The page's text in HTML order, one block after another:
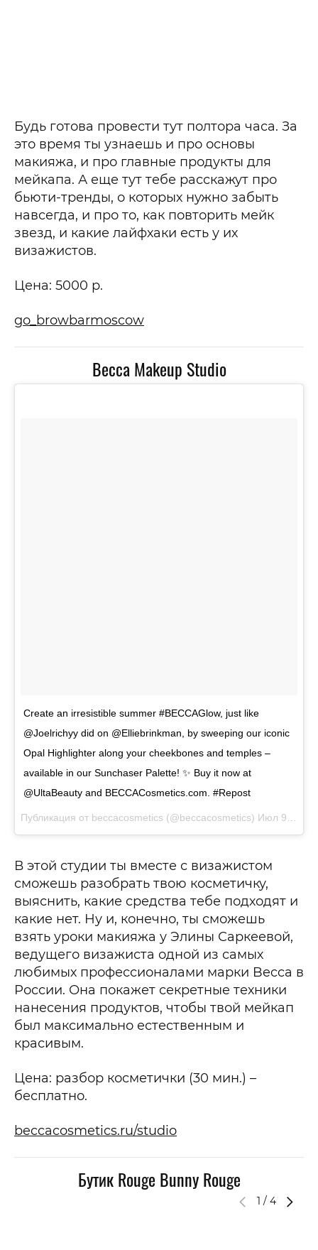
Будь готова провести тут полтора часа. За
это время ты узнаешь и про основы
макияжа, и про главные продукты для
мейкапа. А еще тут тебе расскажут про
бьюти-тренды, о которых нужно забыть
навсегда, и про то, как повторить мейк
звезд, и какие лайфхаки есть у их
визажистов.
Цена: 5000 р.
go_browbarmoscow
Becca Makeup Studio
Create an irresistible summer #BECCAGlow, just like
@Joelrichyy did on @Elliebrinkman, by sweeping our iconic
Opal Highlighter along your cheekbones and temples –
available in our Sunchaser Palette! ✨ Buy it now at
@UltaBeauty and BECCACosmetics.com. #Repost
Публикация от beccacosmetics (@beccacosmetics) Июл 9 2017 в 8:02 PDT
В этой студии ты вместе с визажистом
сможешь разобрать твою косметичку,
выяснить, какие средства тебе подходят и
какие нет. Ну и, конечно, ты сможешь
взять уроки макияжа у Элины Саркеевой,
ведущего визажиста одной из самых
любимых профессионалами марки Becca в
России. Она покажет секретные техники
нанесения продуктов, чтобы твой мейкап
был максимально естественным и
красивым.
Цена: разбор косметички (30 мин.) –
бесплатно.
beccacosmetics.ru/studio
Бутик Rouge Bunny Rouge
1 / 4